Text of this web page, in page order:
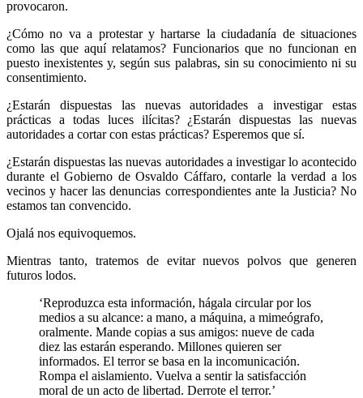
provocaron.
¿Cómo no va a protestar y hartarse la ciudadanía de situaciones
como las que aquí relatamos? Funcionarios que no funcionan en
puesto inexistentes y, según sus palabras, sin su conocimiento ni su
consentimiento.
¿Estarán dispuestas las nuevas autoridades a investigar estas
prácticas a todas luces ilícitas? ¿Estarán dispuestas las nuevas
autoridades a cortar con estas prácticas? Esperemos que sí.
¿Estarán dispuestas las nuevas autoridades a investigar lo acontecido
durante el Gobierno de Osvaldo Cáffaro, contarle la verdad a los
vecinos y hacer las denuncias correspondientes ante la Justicia? No
estamos tan convencido.
Ojalá nos equivoquemos.
Mientras tanto, tratemos de evitar nuevos polvos que generen
futuros lodos.
‘Reproduzca esta información, hágala circular por los
medios a su alcance: a mano, a máquina, a mimeógrafo,
oralmente. Mande copias a sus amigos: nueve de cada
diez las estarán esperando. Millones quieren ser
informados. El terror se basa en la incomunicación.
Rompa el aislamiento. Vuelva a sentir la satisfacción
moral de un acto de libertad. Derrote el terror.’